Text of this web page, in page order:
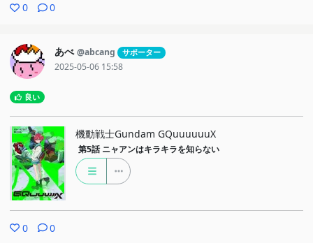
0 0
あべ @abcang サポーター
2025-05-06 15:58
良い
機動戦士Gundam GQuuuuuuX
第5話 ニャアンはキラキラを知らない
0 0